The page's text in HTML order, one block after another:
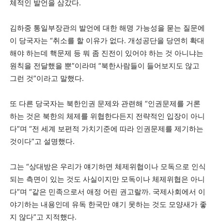
체적인 발언을 삼갔다.
김하중 통일부장관의 발언에 대한 해명 가능성을 묻는 질문에
이 당국자는 “취소를 할 이유가 없다. 개성공단을 당연히 확대
해야 하는데 핵문제 등 뭐 좀 진전이 있어야 하는 것 아니냐는
원칙을 전달했을 뿐”이라며 “북한사람들이 들어보지도 않고
그런 것”이라고 말했다.
또 다른 당국자는 북한인권 문제와 관련해 “인권문제를 거론
하는 것은 북한의 체제를 위협한다든지 전략적인 입장이 아니
다”며 “전 세계 보편적 가치기준에 따라 인권문제를 제기하는
것이다”고 설명했다.
그는 “상대방은 우리가 얘기하면 체제위협이나 모독으로 인식
되는 측면이 있는 것도 사실이지만 모독이나 체제위협은 아니
다”며 “같은 민족으로서 애정 어린 권고랄까. 국제사회에서 이
야기하는 내용인데 유독 한국만 얘기 못하는 것도 모양새가 좋
지 않다”고 지적했다.